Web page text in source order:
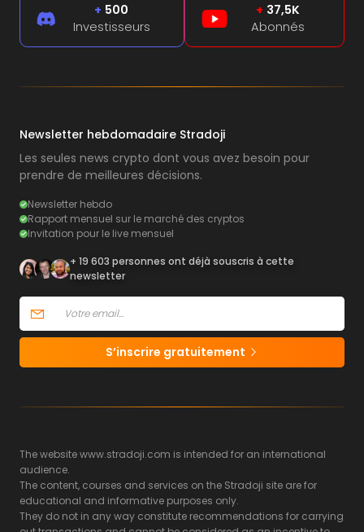
+ 500
Investisseurs
+ 37,5K
Abonnés
Newsletter hebdomadaire Stradoji
Les seules news crypto dont vous avez besoin pour
prendre de meilleures décisions.
Newsletter hebdo
Rapport mensuel sur le marché des cryptos
Invitation pour le live mensuel
+ 19 603 personnes ont déjà souscris à cette
newsletter
S’inscrire gratuitement
The website www.stradoji.com is intended for an international
audience.
The content, courses and services on the Stradoji site are for
educational and informative purposes only.
They do not in any way constitute recommendations for carrying